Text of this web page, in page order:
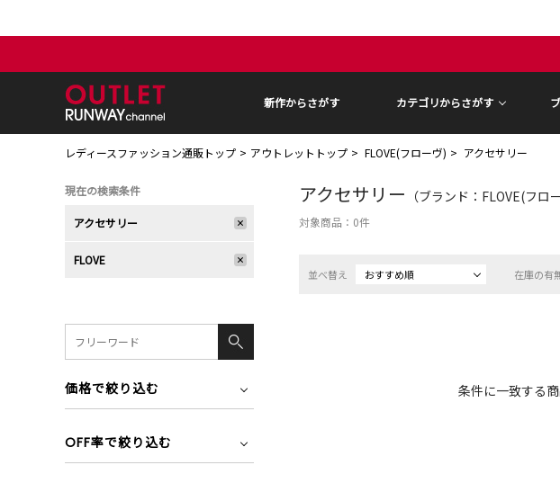
新作からさがす カテゴリからさがす
レディースファッション通販トップ アウトレットトップ FLOVE(フローヴ) アクセサリー
アクセサリー （ブランド：FLOVE(フロ
対象商品： 0件
並べ替え おすすめ順 在庫の有
条件に一致する
現在の検索条件
アクセサリー
FLOVE
価格で絞り込む
OFF率で絞り込む